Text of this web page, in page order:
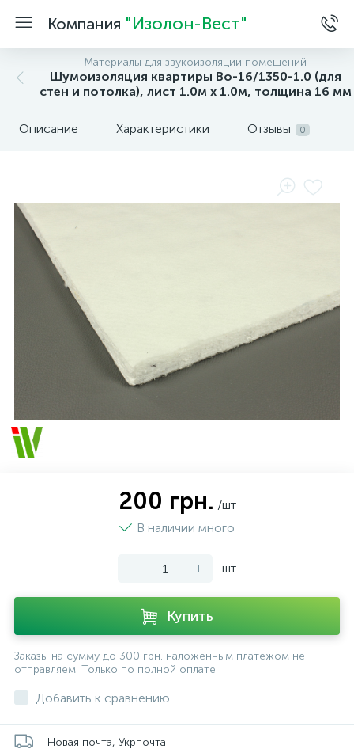
Компания "Изолон-Вест"
Материалы для звукоизоляции помещений
Шумоизоляция квартиры Во-16/1350-1.0 (для
стен и потолка), лист 1.0м x 1.0м, толщина 16 мм
Описание Характеристики Отзывы 0
200 грн. /шт
В наличии много
- + шт
Купить
Заказы на сумму до 300 грн. наложенным платежом не
отправляем! Только по полной оплате.
Добавить к сравнению
Новая почта, Укрпочта